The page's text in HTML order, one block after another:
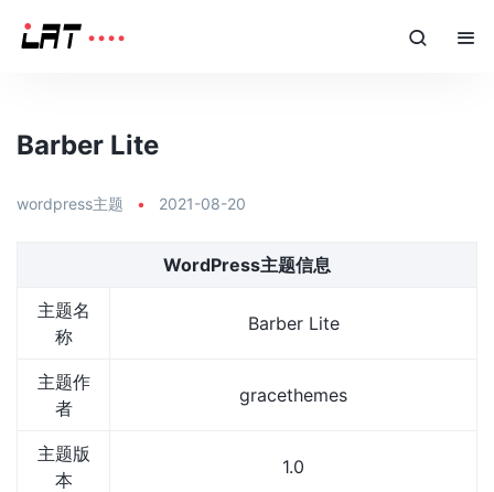
Barber Lite
wordpress主题 • 2021-08-20
WordPress主题信息
主题名
称
Barber Lite
主题作
者
gracethemes
主题版
本
1.0